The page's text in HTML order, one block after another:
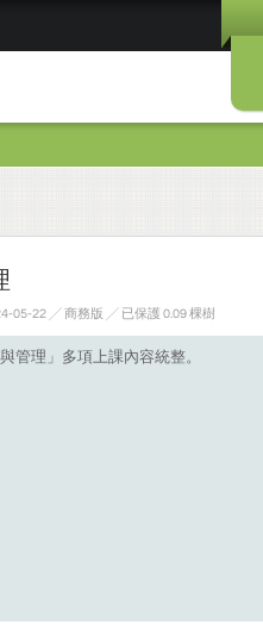
05-22 ╱ 商務版 ╱ 已保護 0.09 棵樹
管理」多項上課內容統整。